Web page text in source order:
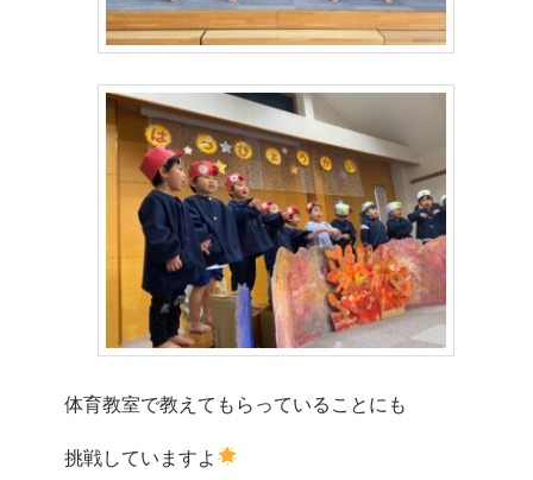
体育教室で教えてもらっていることにも
挑戦していますよ